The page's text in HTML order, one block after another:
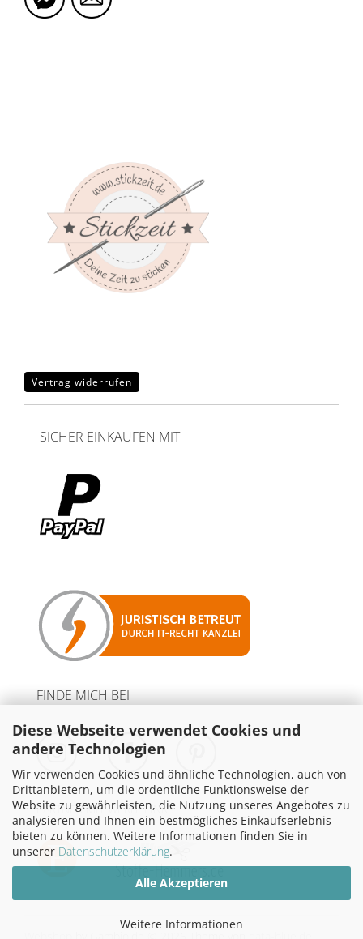
Diese Webseite verwendet Cookies und
andere Technologien
Wir verwenden Cookies und ähnliche Technologien, auch von
Drittanbietern, um die ordentliche Funktionsweise der
Website zu gewährleisten, die Nutzung unseres Angebotes zu
analysieren und Ihnen ein bestmögliches Einkaufserlebnis
bieten zu können. Weitere Informationen finden Sie in
unserer Datenschutzerklärung.
Alle Akzeptieren
Weitere Informationen
Vertrag widerrufen
SICHER EINKAUFEN MIT
FINDE MICH BEI
PARTNER MIT WERBELINKS